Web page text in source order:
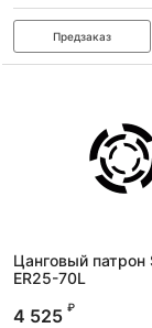
Предзаказ
Цанговый патрон
ER25-70L
SK40-ER25-
4 525 ₽